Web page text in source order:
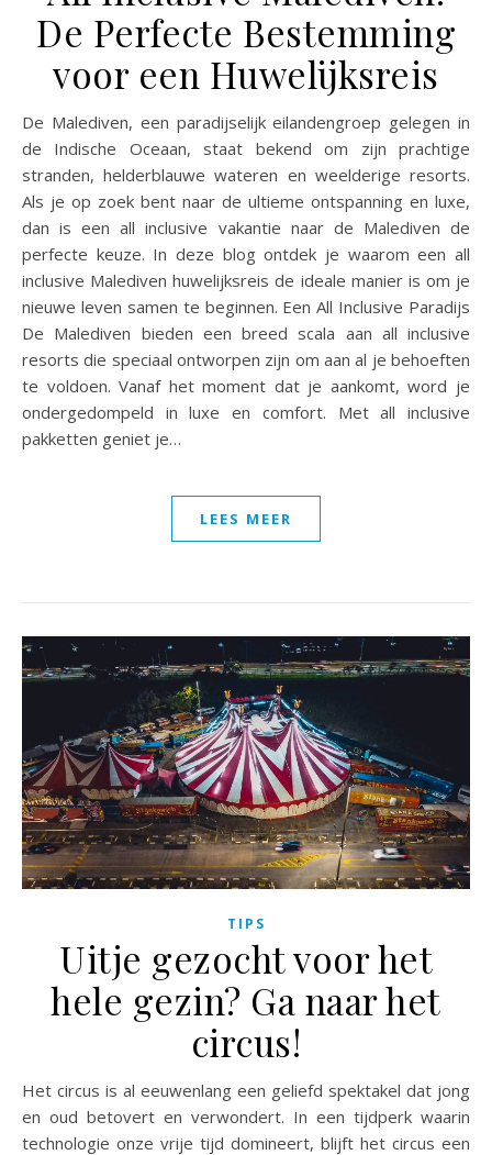
De Perfecte Bestemming
voor een Huwelijksreis
De Malediven, een paradijselijk eilandengroep gelegen in
de Indische Oceaan, staat bekend om zijn prachtige
stranden, helderblauwe wateren en weelderige resorts.
Als je op zoek bent naar de ultieme ontspanning en luxe,
dan is een all inclusive vakantie naar de Malediven de
perfecte keuze. In deze blog ontdek je waarom een all
inclusive Malediven huwelijksreis de ideale manier is om je
nieuwe leven samen te beginnen. Een All Inclusive Paradijs
De Malediven bieden een breed scala aan all inclusive
resorts die speciaal ontworpen zijn om aan al je behoeften
te voldoen. Vanaf het moment dat je aankomt, word je
ondergedompeld in luxe en comfort. Met all inclusive
pakketten geniet je…
LEES MEER
TIPS
Uitje gezocht voor het
hele gezin? Ga naar het
circus!
Het circus is al eeuwenlang een geliefd spektakel dat jong
en oud betovert en verwondert. In een tijdperk waarin
technologie onze vrije tijd domineert, blijft het circus een